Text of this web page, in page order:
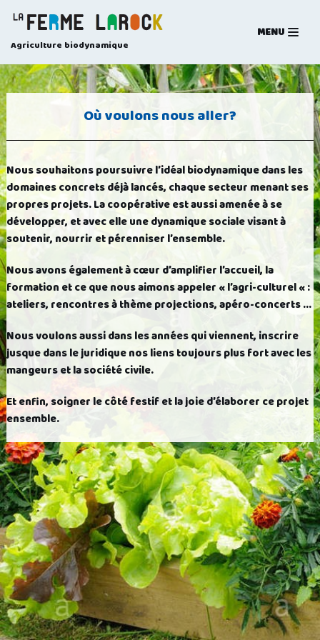
Aller
contenu
Agriculture biodynamique
MENU
Où voulons nous aller?
Nous souhaitons poursuivre l’idéal biodynamique dans les
domaines concrets déjà lancés, chaque secteur menant ses
propres projets. La coopérative est aussi amenée à se
développer, et avec elle une dynamique sociale visant à
soutenir, nourrir et pérenniser l’ensemble.
Nous avons également à cœur d’amplifier l’accueil, la
formation et ce que nous aimons appeler « l’agri-culturel « :
ateliers, rencontres à thème projections, apéro-concerts …
Nous voulons aussi dans les années qui viennent, inscrire
jusque dans le juridique nos liens toujours plus fort avec les
mangeurs et la société civile.
Et enfin, soigner le côté festif et la joie d’élaborer ce projet
ensemble.